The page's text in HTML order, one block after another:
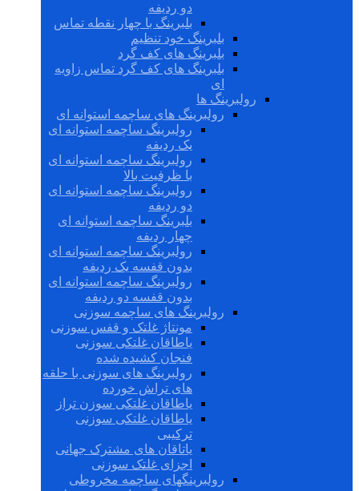
دو ردیفه
بلبرینگ با چهار نقطه تماس
بلبرینگ خود تنظیم
بلبرینگ های کف گرد
بلبرینگ های کف گرد تماس زاویه
ای
رولبرینگ ها
رولبرینگ های ساچمه استوانه ای
رولبرینگ ساچمه استوانه ای
یک ردیفه
رولبرینگ ساچمه استوانه ای
با ظرفیت بالا
رولبرینگ ساچمه استوانه ای
دو ردیفه
بلبرینگ ساچمه استوانه ای
چهار ردیفه
رولبرینگ ساچمه استوانه ای
بدون قفسه یک ردیفه
رولبرینگ ساچمه استوانه ای
بدون قفسه دو ردیفه
رولبرینگ های ساچمه سوزنی
مونتاژ غلتک و قفس سوزنی
یاطاقان غلتکی سوزنی
فنجان کشیده شده
رولبرینگ های سوزنی با حلقه
های تراش خورده
یاطاقان غلتکی سوزن تراز
یاطاقان غلتکی سوزنی
ترکیبی
یاتاقان های مشترک جهانی
اجزای غلتک سوزنی
رولبرینگهای ساچمه مخروطی